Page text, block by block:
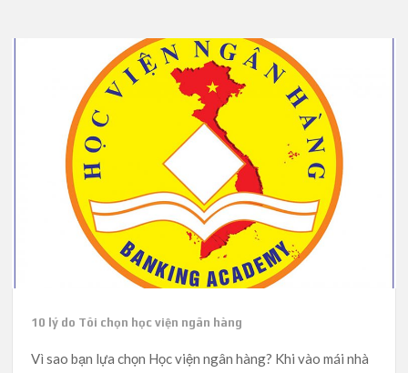
10 lý do Tôi chọn học viện ngân hàng
Vì sao bạn lựa chọn Học viện ngân hàng? Khi vào mái nhà